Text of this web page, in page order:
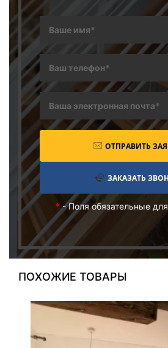
ОТПРАВИТЬ
ЗАКАЗАТЬ
*- Поля обязательные
ПОХОЖИЕ ТОВАРЫ